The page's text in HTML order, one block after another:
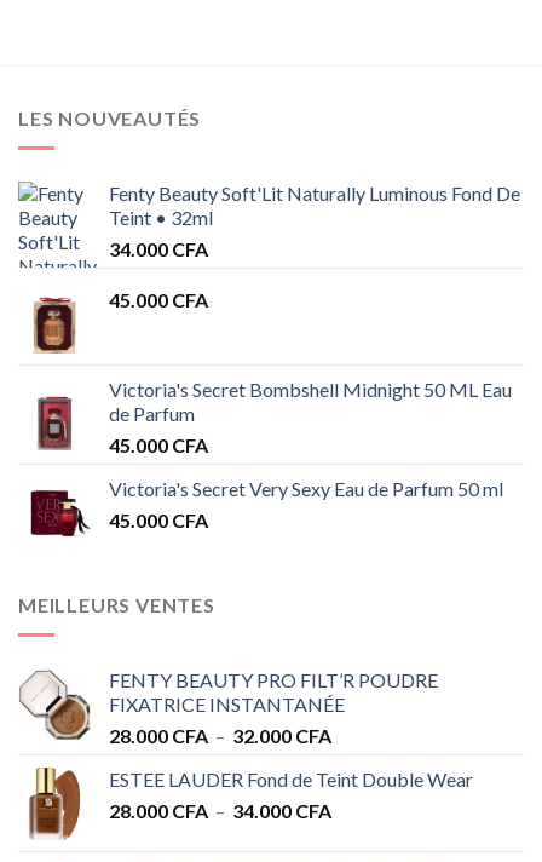
LES NOUVEAUTÉS
Fenty Beauty Soft'Lit Naturally Luminous Fond De
Teint • 32ml
34.000 CFA
45.000 CFA
Victoria's Secret Bombshell Midnight 50 ML Eau
de Parfum
45.000 CFA
Victoria's Secret Very Sexy Eau de Parfum 50 ml
45.000 CFA
MEILLEURS VENTES
FENTY BEAUTY PRO FILT’R POUDRE
FIXATRICE INSTANTANÉE
28.000 CFA – 32.000 CFA
prix :
28.000 CFA
ESTEE LAUDER Fond de Teint Double Wear
28.000 CFA – 34.000 CFA